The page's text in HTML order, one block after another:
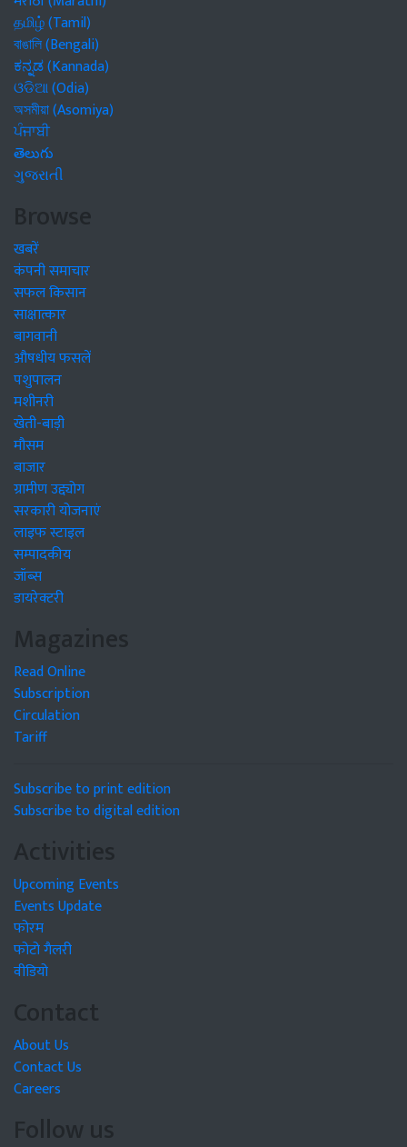
தமிழ் (Tamil)
বাঙালি (Bengali)
ಕನ್ನಡ (Kannada)
ଓଡିଆ (Odia)
অসমীয়া (Asomiya)
ਪੰਜਾਬੀ
తెలుగు
ગુજરાતી
Browse
खबरें
कंपनी समाचार
सफल किसान
साक्षात्कार
बागवानी
औषधीय फसलें
पशुपालन
मशीनरी
खेती-बाड़ी
मौसम
बाजार
ग्रामीण उद्द्योग
सरकारी योजनाएं
लाइफ स्टाइल
सम्पादकीय
जॉब्स
डायरेक्टरी
Magazines
Read Online
Subscription
Circulation
Tariff
Subscribe to print edition
Subscribe to digital edition
Activities
Upcoming Events
Events Update
फोरम
फोटो गैलरी
वीडियो
Contact
About Us
Contact Us
Careers
Follow us